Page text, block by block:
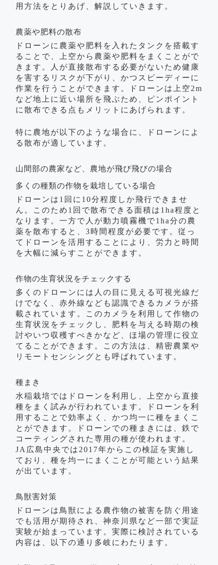
用方法をとりあげ、解説していきます。
農薬や肥料の散布
ドローンに農薬や肥料を入れたタンクを搭載す
ることで、上空から農薬や肥料をまくことがで
きます。人が直接散布する必要がないため健康
を害するリスクが下がり、かつスピーディーに
作業を行うことができます。ドローンは上空2m
など地上に近い場所を飛ぶため、ピンポイント
に散布できる点もメリットにあげられます。
特に農地が以下のような場合に、ドローンによ
る散布が適しています。
山間部の農家など、農地が飛び飛びの場合
多くの種類の作物を栽培している場合
ドローンは1回に10分程度しか飛行できませ
ん。このため1回で散布できる面積は1ha程度と
なります。一方で人が動力噴霧機で1ha分の農
薬を散布すると、3時間程度が必要です。従っ
てドローンを活用することにより、労力と時間
を大幅に減らすことができます。
作物の生育状況をチェックする
多くのドローンには人の目に見える可視光線だ
けでなく、赤外線なども認識できるカメラが搭
載されています。このカメラを利用して作物の
生育状況をチェックし、肥料を与える時期の検
討やいつ収穫すべきかなど、ほ場の管理に役立
てることができます。この方法は、精密農業や
リモートセンシングとも呼ばれています。
種まき
水稲栽培ではドローンを利用し、上空から直接
種をまく試みが行われています。ドローンを利
用することで効率よく、かつ均一に種をまくこ
とができます。ドローンでの種まきには、鉄で
コーティングされた専用の種が使われます。
JA広島中央では2017年からこの検証を実施し
ており、種を均一にまくことが可能という結果
が出ています。
鳥獣害対策
ドローンは鳥獣による農作物の被害を防ぐ用途
でも活用が期待され、神奈川県など一部で実証
実験が始まっています。実際に検討されている
内容は、以下の通り多岐にわたります。